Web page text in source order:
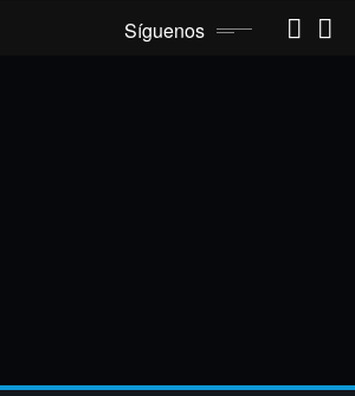
Síguenos